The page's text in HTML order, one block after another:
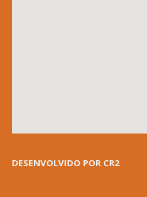
DESENVOLVIDO POR CR2